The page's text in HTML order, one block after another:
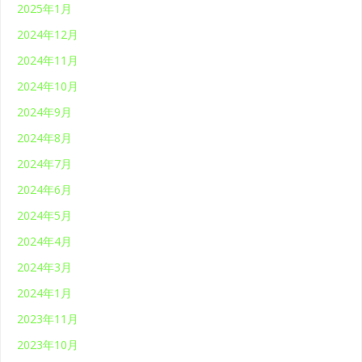
2025年1月
2024年12月
2024年11月
2024年10月
2024年9月
2024年8月
2024年7月
2024年6月
2024年5月
2024年4月
2024年3月
2024年1月
2023年11月
2023年10月